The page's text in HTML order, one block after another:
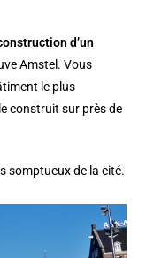
d’un
Amstel. Vous
le plus
construit sur près de
somptueux de la cité.